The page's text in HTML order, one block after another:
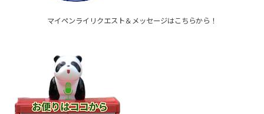
マイペンライリクエスト＆メッセージはこちらから！